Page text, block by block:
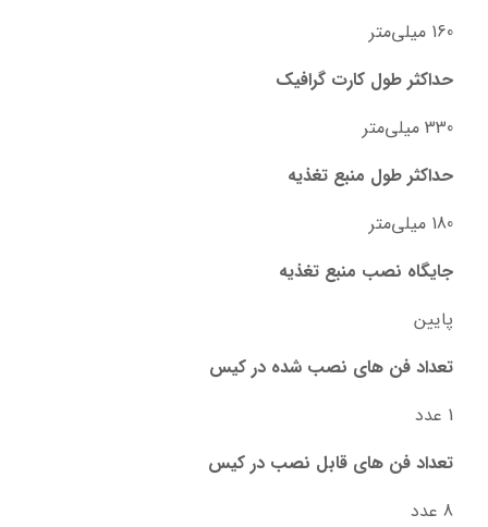
160 میلی‌متر
حداکثر طول کارت گرافیک
330 میلی‌متر
حداکثر طول منبع تغذیه
180 میلی‌متر
جایگاه نصب منبع تغذیه
پایین
تعداد فن های نصب شده در کیس
1 عدد
تعداد فن های قابل نصب در کیس
8 عدد